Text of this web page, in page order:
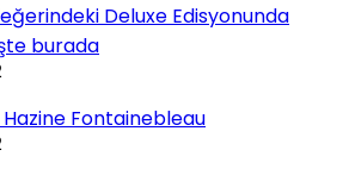
Deluxe Edisyonunda
burada
Fontainebleau